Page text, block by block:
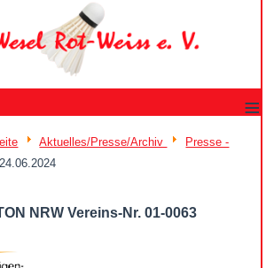
≡
Aktuelles/Presse/Archiv
Presse -
NRW Vereins-Nr. 01-0063